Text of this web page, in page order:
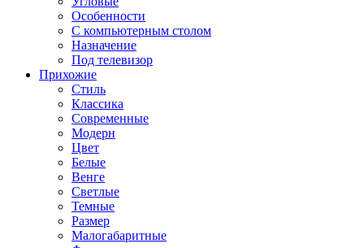
Особенности
С компьютерным столом
Назначение
Под телевизор
Прихожие
Стиль
Классика
Современные
Модерн
Цвет
Белые
Венге
Светлые
Темные
Размер
Малогабаритные